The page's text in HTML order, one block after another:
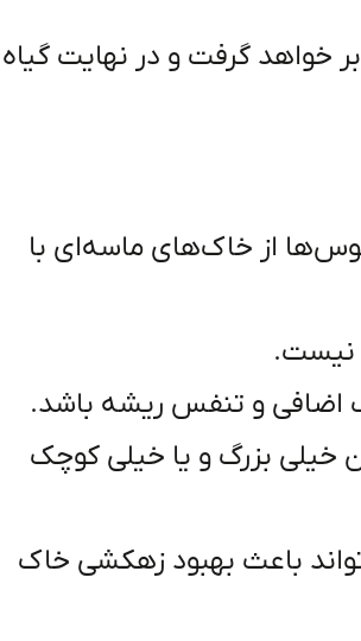
خواهد گرفت و در نهایت گیاه
از خاک‌های ماسه‌ای با
نیست.
اضافی و تنفس ریشه باشد.
خیلی بزرگ و یا خیلی کوچک
باعث بهبود زهکشی خاک